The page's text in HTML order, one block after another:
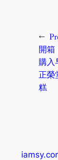
←
開箱
購入
正榮
糕